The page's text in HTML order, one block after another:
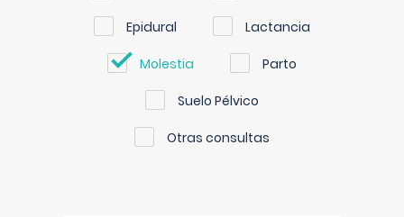
Epidural Lactancia
Molestia Parto
Suelo Pélvico
Otras consultas